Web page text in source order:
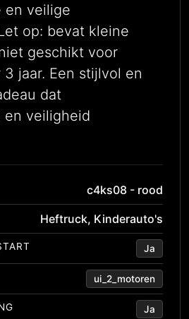
en veilige
op: bevat kleine
geschikt voor
jaar. Een stijlvol en
dat
en veiligheid
c4ks08 - rood
Heftruck, Kinderauto's
Ja
ui_2_motoren
Ja